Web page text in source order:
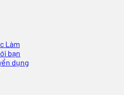
Làm
bạn
dụng